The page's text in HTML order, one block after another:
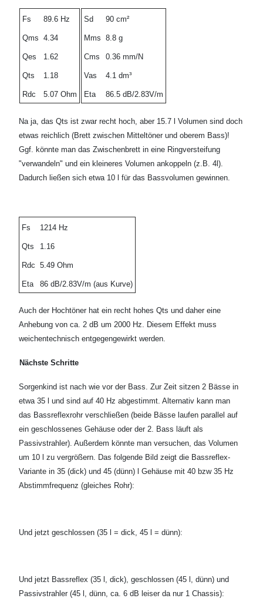
Fs 89.6 Hz
Qms 4.34
Qes 1.62
Qts 1.18
Rdc 5.07 Ohm
Sd 90 cm²
Mms 8.8 g
Cms 0.36 mm/N
Vas 4.1 dm³
Eta 86.5 dB/2.83V/m
Na ja, das Qts ist zwar recht hoch, aber 15.7 l Volumen sind doch
etwas reichlich (Brett zwischen Mitteltöner und oberem Bass)!
Ggf. könnte man das Zwischenbrett in eine Ringversteifung
"verwandeln" und ein kleineres Volumen ankoppeln (z.B. 4l).
Dadurch ließen sich etwa 10 l für das Bassvolumen gewinnen.
Fs 1214 Hz
Qts 1.16
Rdc 5.49 Ohm
Eta 86 dB/2.83V/m (aus Kurve)
Auch der Hochtöner hat ein recht hohes Qts und daher eine
Anhebung von ca. 2 dB um 2000 Hz. Diesem Effekt muss
weichentechnisch entgegengewirkt werden.
Nächste Schritte
Sorgenkind ist nach wie vor der Bass. Zur Zeit sitzen 2 Bässe in
etwa 35 l und sind auf 40 Hz abgestimmt. Alternativ kann man
das Bassreflexrohr verschließen (beide Bässe laufen parallel auf
ein geschlossenes Gehäuse oder der 2. Bass läuft als
Passivstrahler). Außerdem könnte man versuchen, das Volumen
um 10 l zu vergrößern. Das folgende Bild zeigt die Bassreflex-
Variante in 35 (dick) und 45 (dünn) l Gehäuse mit 40 bzw 35 Hz
Abstimmfrequenz (gleiches Rohr):
Und jetzt geschlossen (35 l = dick, 45 l = dünn):
Und jetzt Bassreflex (35 l, dick), geschlossen (45 l, dünn) und
Passivstrahler (45 l, dünn, ca. 6 dB leiser da nur 1 Chassis):